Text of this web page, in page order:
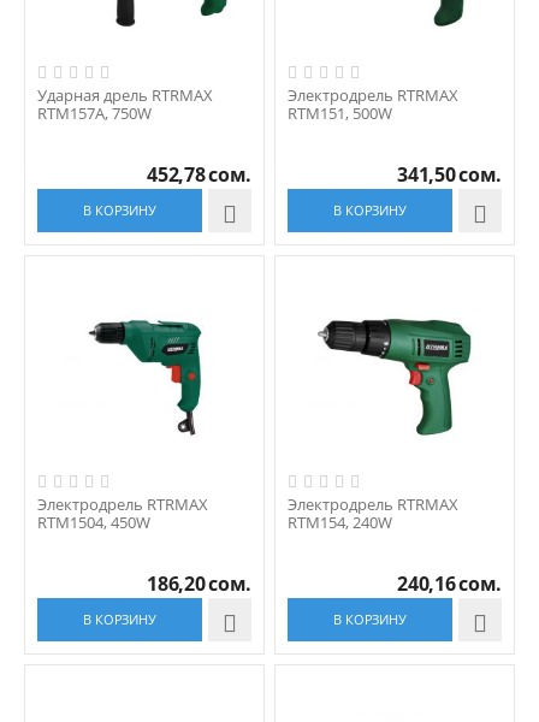
Ударная дрель RTRMAX
RTM157A, 750W
452,78сом.
В КОРЗИНУ 
Электродрель RTRMAX
RTM151, 500W
341,50сом.
В КОРЗИНУ 
Электродрель RTRMAX
RTM1504, 450W
186,20сом.
В КОРЗИНУ 
Электродрель RTRMAX
RTM154, 240W
240,16сом.
В КОРЗИНУ 